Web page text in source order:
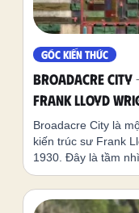
GÓC KIẾN THỨC
Broadacre City
Frank Lloyd
Broadacre City là
kiến trúc sư Frank
1930. Đây là tầm
trung, nơi con
không gian rộng rãi